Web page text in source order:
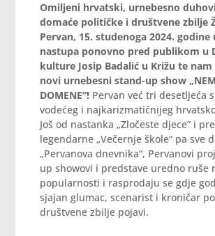
Omiljeni hrvatski, urnebesno
domaće političke i društvene zbilje
Pervan, 15. studenoga 2024. godine
nastupa ponovno pred publikom u
kulture Josip Badalić u Križu te
novi urnebesni stand-up show
DOMENE“! Pervan već tri desetljeća
vodećeg i najkarizmatičnijeg
Još od nastanka „Zločeste djece” i
legendarne „Večernje škole“ pa sve
„Pervanova dnevnika“, Pervanovi
up showovi i predstave uredno ruše
popularnosti i rasprodaju se gdje
sjajan glumac, scenarist i kroničar
društvene zbilje pojavi.